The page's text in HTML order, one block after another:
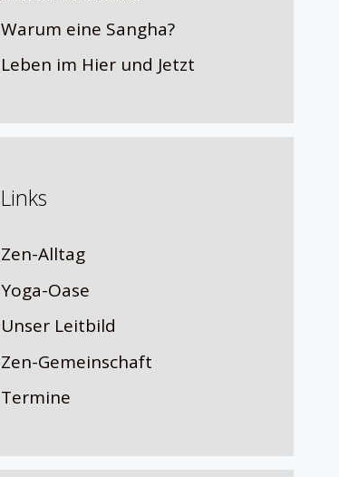
Warum eine Sangha?
Leben im Hier und Jetzt
Links
Zen-Alltag
Yoga-Oase
Unser Leitbild
Zen-Gemeinschaft
Termine